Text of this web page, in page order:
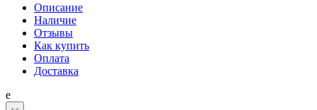
Описание
Наличие
Отзывы
Как купить
Оплата
Доставка
е